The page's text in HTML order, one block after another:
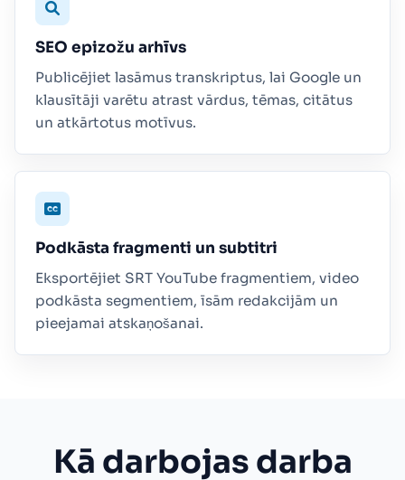
SEO epizožu arhīvs
Publicējiet lasāmus transkriptus, lai Google un
klausītāji varētu atrast vārdus, tēmas, citātus
un atkārtotus motīvus.
Podkāsta fragmenti un subtitri
Eksportējiet SRT YouTube fragmentiem, video
podkāsta segmentiem, īsām redakcijām un
pieejamai atskaņošanai.
Kā darbojas darba